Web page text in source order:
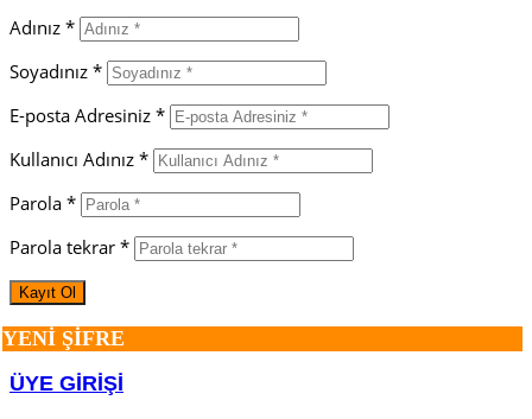
Adınız *
Soyadınız *
E-posta Adresiniz *
Kullanıcı Adınız *
Parola *
Parola tekrar *
YENİ ŞİFRE
ÜYE GİRİŞİ